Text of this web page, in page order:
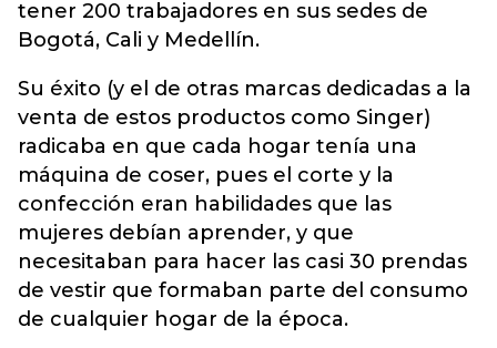
tener 200 trabajadores en sus sedes de
Bogotá, Cali y Medellín.
Su éxito (y el de otras marcas dedicadas a la
venta de estos productos como Singer)
radicaba en que cada hogar tenía una
máquina de coser, pues el corte y la
confección eran habilidades que las
mujeres debían aprender, y que
necesitaban para hacer las casi 30 prendas
de vestir que formaban parte del consumo
de cualquier hogar de la época.